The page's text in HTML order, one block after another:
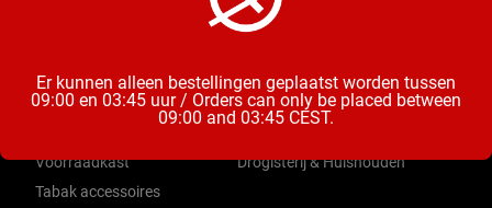
Wijn
Groente & Fruit
Voorraadkast
Tabak accessoires
Mix & Aperitieven Drankjes
Snoep, Chocolade & Koek
Diepvries
Drogisterij & Huishouden
Er kunnen alleen bestellingen geplaatst worden tussen
09:00 en 03:45 uur / Orders can only be placed between
09:00 and 03:45 CEST.